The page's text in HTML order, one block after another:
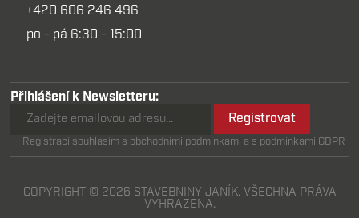
+420 606 246 496
po - pá 6:30 - 15:00
Přihlášení k Newsletteru:
Registrovat
Registrací souhlasím s obchodními podmínkami a s podmínkami GDPR
COPYRIGHT © 2026 STAVEBNINY JANÍK. VŠECHNA PRÁVA
VYHRAZENA.